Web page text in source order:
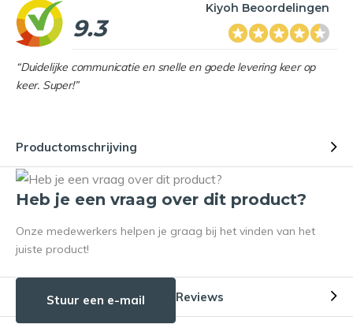
9.3
Kiyoh Beoordelingen
“Duidelijke communicatie en snelle en goede levering keer op
keer. Super!”
Productomschrijving
Heb je een vraag over dit product?
Onze medewerkers helpen je graag bij het vinden van het
juiste product!
Stuur een e-mail Reviews